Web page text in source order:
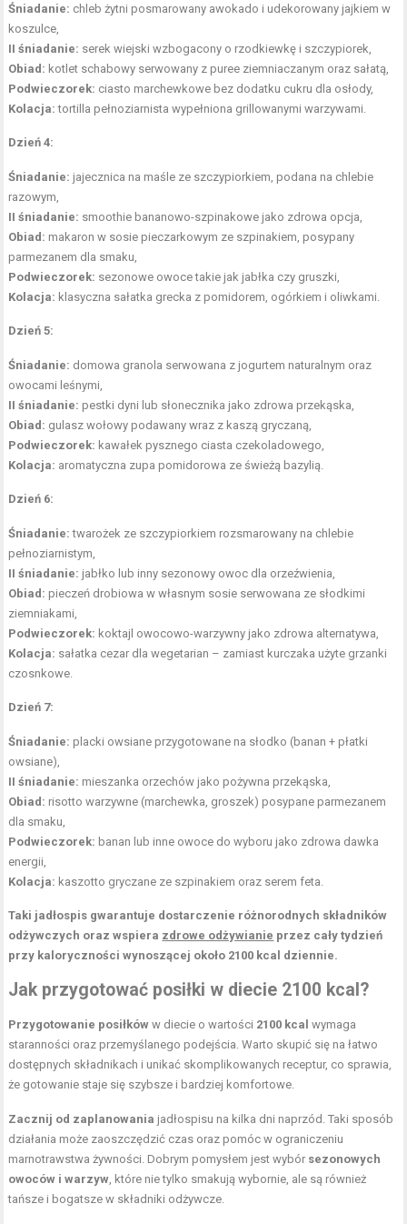
Śniadanie: chleb żytni posmarowany awokado i udekorowany jajkiem w
koszulce,
II śniadanie: serek wiejski wzbogacony o rzodkiewkę i szczypiorek,
Obiad: kotlet schabowy serwowany z puree ziemniaczanym oraz sałatą,
Podwieczorek: ciasto marchewkowe bez dodatku cukru dla osłody,
Kolacja: tortilla pełnoziarnista wypełniona grillowanymi warzywami.
Dzień 4:
Śniadanie: jajecznica na maśle ze szczypiorkiem, podana na chlebie
razowym,
II śniadanie: smoothie bananowo-szpinakowe jako zdrowa opcja,
Obiad: makaron w sosie pieczarkowym ze szpinakiem, posypany
parmezanem dla smaku,
Podwieczorek: sezonowe owoce takie jak jabłka czy gruszki,
Kolacja: klasyczna sałatka grecka z pomidorem, ogórkiem i oliwkami.
Dzień 5:
Śniadanie: domowa granola serwowana z jogurtem naturalnym oraz
owocami leśnymi,
II śniadanie: pestki dyni lub słonecznika jako zdrowa przekąska
Obiad: gulasz wołowy podawany wraz z kaszą gryczaną,
Podwieczorek: kawałek pysznego ciasta czekoladowego,
Kolacja: aromatyczna zupa pomidorowa ze świeżą bazylią.
Dzień 6:
Śniadanie: twarożek ze szczypiorkiem rozsmarowany na chlebie
pełnoziarnistym,
II śniadanie: jabłko lub inny sezonowy owoc dla orzeźwienia,
Obiad: pieczeń drobiowa w własnym sosie serwowana ze słodkimi
ziemniakami,
Podwieczorek: koktajl owocowo-warzywny jako zdrowa alternatywa,
Kolacja: sałatka cezar dla wegetarian – zamiast kurczaka użyte grzanki
czosnkowe.
Dzień 7:
Śniadanie: placki owsiane przygotowane na słodko (banan + płatki
owsiane),
II śniadanie: mieszanka orzechów jako pożywna przekąska,
Obiad: risotto warzywne (marchewka, groszek) posypane parmezanem
dla smaku,
Podwieczorek: banan lub inne owoce do wyboru jako zdrowa dawka
energii,
Kolacja: kaszotto gryczane ze szpinakiem oraz serem feta.
Taki jadłospis gwarantuje dostarczenie różnorodnych składników
odżywczych oraz wspiera zdrowe odżywianie przez cały tydzień
przy kaloryczności wynoszącej około 2100 kcal dziennie.
Jak przygotować posiłki w diecie 2100 kcal?
Przygotowanie posiłków w diecie o wartości 2100 kcal wymaga
staranności oraz przemyślanego podejścia. Warto skupić się na łatwo
dostępnych składnikach i unikać skomplikowanych receptur, co sprawia,
że gotowanie staje się szybsze i bardziej komfortowe.
Zacznij od zaplanowania jadłospisu na kilka dni naprzód. Taki sposób
działania może zaoszczędzić czas oraz pomóc w ograniczeniu
marnotrawstwa żywności. Dobrym pomysłem jest wybór sezonowych
owoców i warzyw , które nie tylko smakują wybornie, ale są również
tańsze i bogatsze w składniki odżywcze.